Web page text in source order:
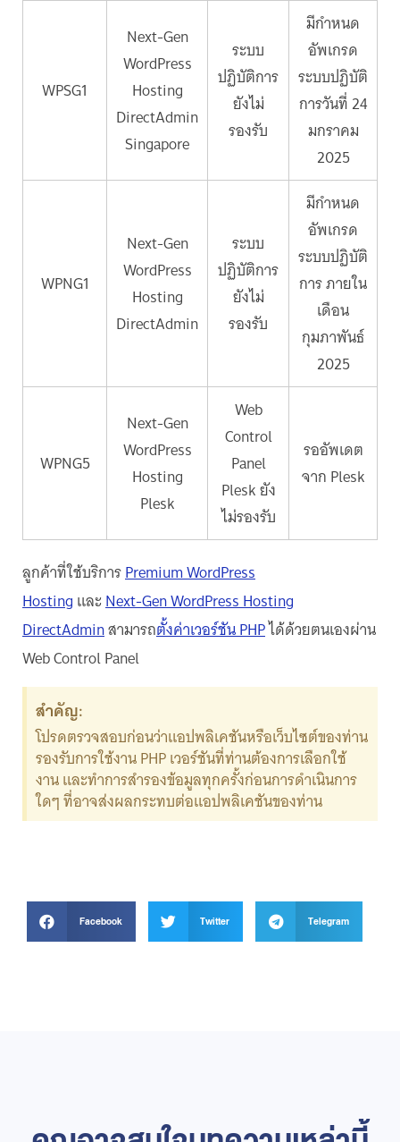
WPSG1
Next-Gen
WordPress
Hosting
DirectAdmin
Singapore
ระบบ
ปฏิบัติการ
ยังไม่
รองรับ
มีกำหนด
อัพเกรด
ระบบปฏิบัติ
การวันที่ 24
มกราคม
2025
WPNG1
Next-Gen
WordPress
Hosting
DirectAdmin
ระบบ
ปฏิบัติการ
ยังไม่
รองรับ
มีกำหนด
อัพเกรด
ระบบปฏิบัติ
การ ภายใน
เดือน
กุมภาพันธ์
2025
WPNG5
Next-Gen
WordPress
Hosting
Plesk
Web
Control
Panel
Plesk ยัง
ไม่รองรับ
รออัพเดต
จาก Plesk
ลูกค้าที่ใช้บริการPremium WordPress
Hosting และNext-Gen WordPress Hosting
DirectAdminสามารถตั้งค่าเวอร์ชัน PHPได้ด้วยตนเองผ่าน
Web Control Panel
สำคัญ:
โปรดตรวจสอบก่อนว่าแอปพลิเคชันหรือเว็บไซต์ของท่าน
รองรับการใช้งาน PHP เวอร์ชันที่ท่านต้องการเลือกใช้
งาน และทำการสำรองข้อมูลทุกครั้งก่อนการดำเนินการ
ใดๆ ที่อาจส่งผลกระทบต่อแอปพลิเคชันของท่าน
Facebook Twitter Telegram